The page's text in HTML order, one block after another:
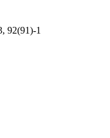
92(91)-1